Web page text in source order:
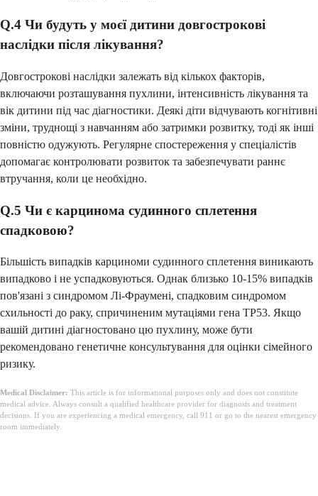
Q.4 Чи будуть у моєї дитини довгострокові
наслідки після лікування?
Довгострокові наслідки залежать від кількох факторів,
включаючи розташування пухлини, інтенсивність лікування та
вік дитини під час діагностики. Деякі діти відчувають когнітивні
зміни, труднощі з навчанням або затримки розвитку, тоді як інші
повністю одужують. Регулярне спостереження у спеціалістів
допомагає контролювати розвиток та забезпечувати раннє
втручання, коли це необхідно.
Q.5 Чи є карцинома судинного сплетення
спадковою?
Більшість випадків карциноми судинного сплетення виникають
випадково і не успадковуються. Однак близько 10-15% випадків
пов'язані з синдромом Лі-Фраумені, спадковим синдромом
схильності до раку, спричиненим мутаціями гена TP53. Якщо
вашій дитині діагностовано цю пухлину, може бути
рекомендовано генетичне консультування для оцінки сімейного
ризику.
Medical Disclaimer: This article is for informational purposes only and does not constitute
medical advice. Always consult a qualified healthcare provider for diagnosis and treatment
decisions. If you are experiencing a medical emergency, call 911 or go to the nearest emergency
room immediately.